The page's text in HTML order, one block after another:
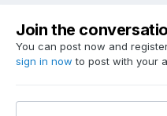
Join the
You can post now and
sign in now to post with your